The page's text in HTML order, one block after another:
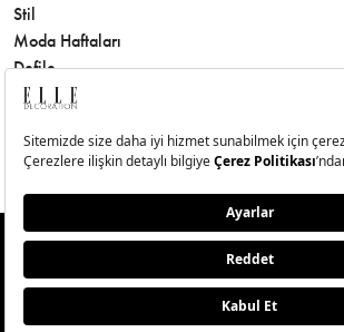
Stil
Moda Haftaları
Defile
Mücevher & Saat